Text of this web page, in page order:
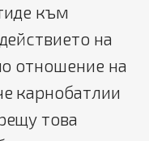
към
на
отношение на
карнобатлии
това